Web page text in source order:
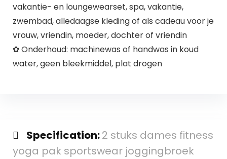
vakantie- en loungewearset, spa, vakantie,
zwembad, alledaagse kleding of als cadeau voor je
vrouw, vriendin, moeder, dochter of vriendin
✿ Onderhoud: machinewas of handwas in koud
water, geen bleekmiddel, plat drogen
Specification:2 stuks dames fitness
yoga pak sportswear joggingbroek